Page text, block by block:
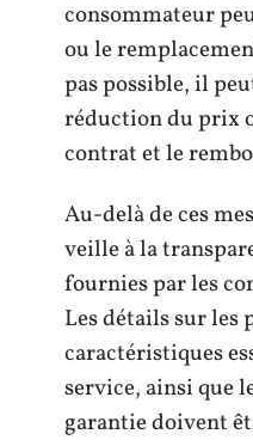
consommateur
ou le
pas possible, il
réduction du prix
contrat et le
Au-delà de ces
veille à la
fournies par les
Les détails sur les
caractéristiques
service, ainsi que
garantie doivent